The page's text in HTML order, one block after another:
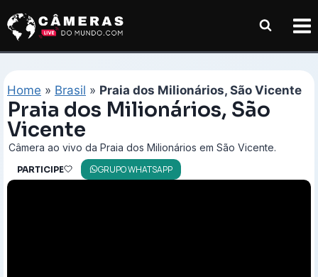
para
Home » Brasil » Praia dos Milionários, São Vicente
Praia dos Milionários, São
Vicente
Câmera ao vivo da Praia dos Milionários em São Vicente.
PARTICIPE GRUPO WHATSAPP